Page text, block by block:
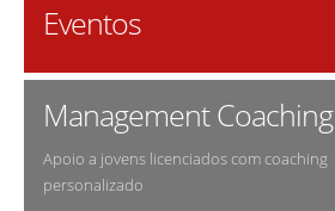
Eventos
Management Coaching
Apoio a jovens licenciados com coaching
personalizado